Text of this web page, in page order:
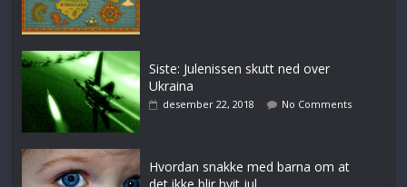
Siste: Julenissen skutt ned over
Ukraina
desember 22, 2018 No Comments
Hvordan snakke med barna om at